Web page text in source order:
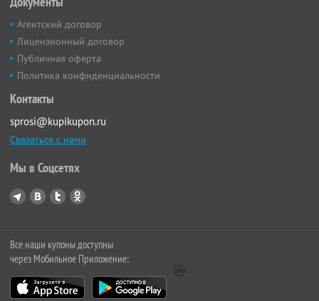
Агентский договор
Лицензионный договор
Публичная оферта
Политика конфиденциальности
Контакты
sprosi@kupikupon.ru
Связаться с нами
Мы в Соцсетях
Все наши купоны доступны
через Мобильное Приложение: